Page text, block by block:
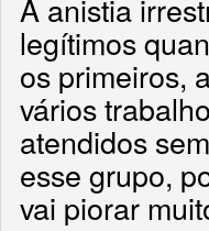
A anistia
legítimos
os primeiros,
vários
atendidos
esse grupo,
vai piorar